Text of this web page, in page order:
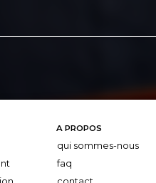
A PROPOS
qui sommes-nous
faq